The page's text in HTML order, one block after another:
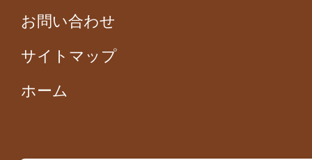
お問い合わせ
サイトマップ
ホーム